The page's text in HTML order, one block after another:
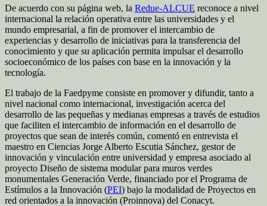
De acuerdo con su página web, la Redue-ALCUE reconoce a nivel
internacional la relación operativa entre las universidades y el
mundo empresarial, a fin de promover el intercambio de
experiencias y desarrollo de iniciativas para la transferencia del
conocimiento y que su aplicación permita impulsar el desarrollo
socioeconómico de los países con base en la innovación y la
tecnología.
El trabajo de la Faedpyme consiste en promover y difundir, tanto a
nivel nacional como internacional, investigación acerca del
desarrollo de las pequeñas y medianas empresas a través de estudios
que faciliten el intercambio de información en el desarrollo de
proyectos que sean de interés común, comentó en entrevista el
maestro en Ciencias Jorge Alberto Escutia Sánchez, gestor de
innovación y vinculación entre universidad y empresa asociado al
proyecto Diseño de sistema modular para muros verdes
monumentales Generación Verde, financiado por el Programa de
Estímulos a la Innovación (PEI) bajo la modalidad de Proyectos en
red orientados a la innovación (Proinnova) del Conacyt.